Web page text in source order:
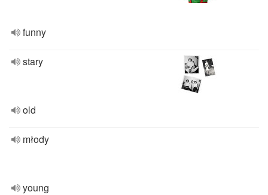
funny
stary
old
młody
young